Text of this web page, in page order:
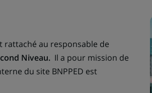
rattaché au responsable de
Niveau.Il a pour mission de
du site BNPPED est